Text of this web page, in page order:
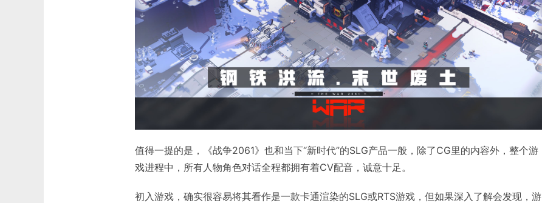
值得一提的是，《战争2061》也和当下“新时代”的SLG产品一般，除了CG里的内容外，整个游
戏进程中，所有人物角色对话全程都拥有着CV配音，诚意十足。
初入游戏，确实很容易将其看作是一款卡通渲染的SLG或RTS游戏，但如果深入了解会发现，游